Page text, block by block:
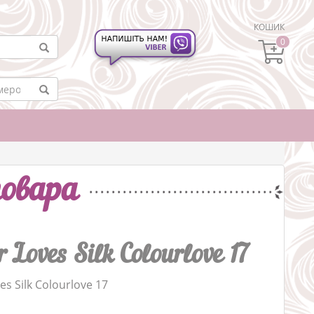
КОШИК
0
Silk Colourlove 17
Silk Colourlove 17